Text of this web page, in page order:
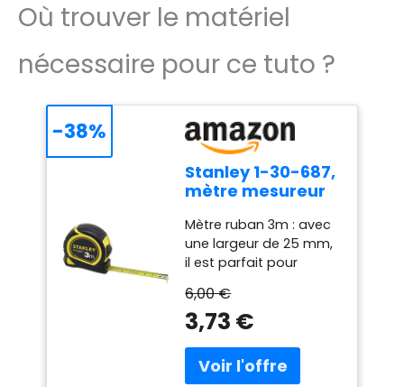
Où trouver le matériel
nécessaire pour ce tuto ?
Stanley 1-30-687,
mètre mesureur
12,7 - Boitier
Ergonomique -
Ruban en Acier
Laqué - Crochet 2
Rivets - Bouton
de Blocage du
Ruban -
Revêtement
Caoutchouc
Mètre ruban 3m : avec
une largeur de 25 mm,
il est parfait pour
spécifiques de tous les
professionnels du
construction - Une
qualité de finition
6,00 €
3,73 €
-38%